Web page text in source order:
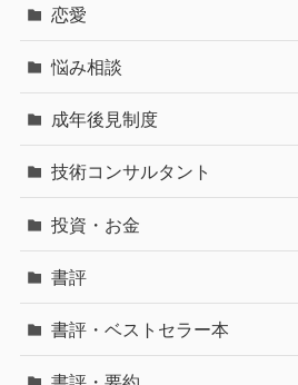
恋愛
悩み相談
成年後見制度
技術コンサルタント
投資・お金
書評
書評・ベストセラー本